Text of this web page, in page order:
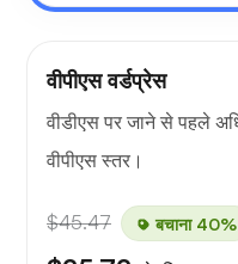
वीपीएस वर्डप्रेस
वीडीएस पर जाने से पहले
वीपीएस स्तर।
$45.47 बचाना 40%